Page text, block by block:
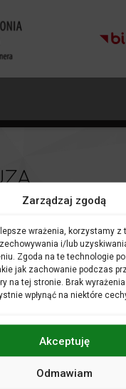
Zarządzaj zgodą
wrażenia, korzystamy z
i/lub
Zgoda na te technologie
jak zachowanie podczas
na tej stronie. Brak
wpłynąć na niektóre
Akceptuję
Odmawiam
REGULAMINY